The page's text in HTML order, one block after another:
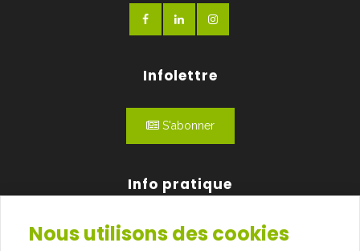
Infolettre
S'abonner
Info pratique
Qui sommes-nous?
Nous utilisons des cookies